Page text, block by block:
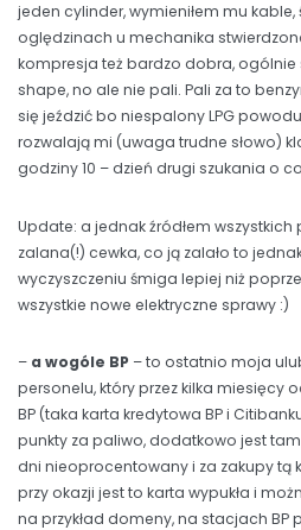
jeden cylinder, wymieniłem mu
oględzinach u mechanika
kompresja też bardzo dobra,
shape, no ale nie pali. Pali za to
się jeździć bo niespalony LPG
rozwalają mi (uwaga trudne słowo)
godziny 10 – dzień drugi szukania o
Update: a jednak źródłem
zalana(!) cewka, co ją zalało to
wyczyszczeniu śmiga lepiej niż
wszystkie nowe elektryczne sprawy :)
– a wogóle BP – to ostatnio moja
personelu, który przez kilka miesięcy
BP (taka karta kredytowa BP i
punkty za paliwo, dodatkowo jest
dni nieoprocentowany i za zakupy tą
przy okazji jest to karta wypukła i
na przykład domeny, na stacjach BP